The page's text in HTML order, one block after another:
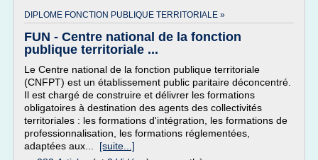
DIPLOME FONCTION PUBLIQUE TERRITORIALE »
FUN - Centre national de la fonction
publique territoriale ...
Le Centre national de la fonction publique territoriale
(CNFPT) est un établissement public paritaire déconcentré.
Il est chargé de construire et délivrer les formations
obligatoires à destination des agents des collectivités
territoriales : les formations d'intégration, les formations de
professionnalisation, les formations réglementées,
adaptées aux... [suite...]